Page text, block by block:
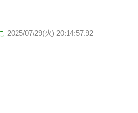
2025/07/29(火) 20:14:57.92